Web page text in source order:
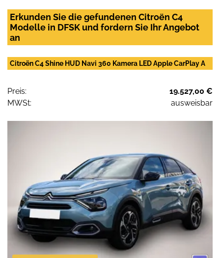
Erkunden Sie die gefundenen Citroën C4
Modelle in DFSK und fordern Sie Ihr Angebot
an
Citroën C4 Shine HUD Navi 360 Kamera LED Apple CarPlay A
Preis:
19.527,00 €
MWSt:
ausweisbar